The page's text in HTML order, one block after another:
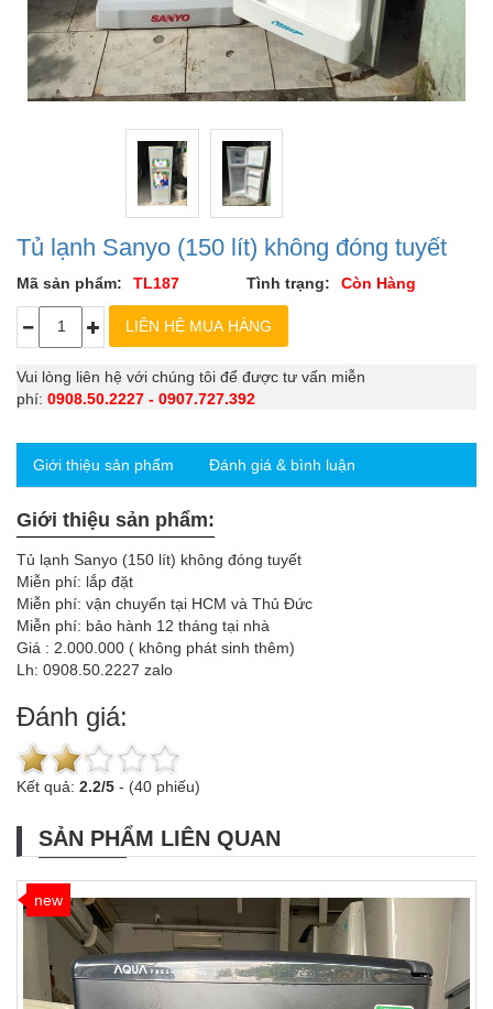
Tủ lạnh Sanyo (150 lít) không đóng tuyết
Mã sản phẩm: TL187 Tình trạng: Còn Hàng
Vui lòng liên hệ với chúng tôi để được tư vấn miễn
phí: 0908.50.2227 - 0907.727.392
Giới thiệu sản phẩm Đánh giá & bình luận
Giới thiệu sản phẩm:
Tủ lạnh Sanyo (150 lít) không đóng tuyết
Miễn phí: lắp đặt
Miễn phí: vận chuyển tại HCM và Thủ Đức
Miễn phí: bảo hành 12 tháng tại nhà
Giá : 2.000.000 ( không phát sinh thêm)
Lh: 0908.50.2227 zalo
Đánh giá:
Kết quả: 2.2/5 - (40 phiếu)
SẢN PHẨM LIÊN QUAN
new